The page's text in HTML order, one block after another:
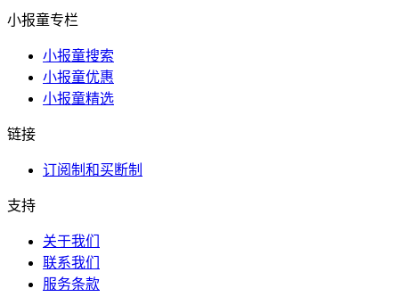
小报童专栏
小报童搜索
小报童优惠
小报童精选
链接
订阅制和买断制
支持
关于我们
联系我们
服务条款